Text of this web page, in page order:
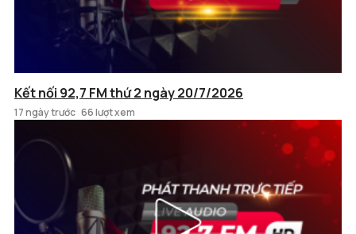
Kết nối 92,7 FM thứ 2 ngày 20/7/2026
17 ngày trước 66 lượt xem